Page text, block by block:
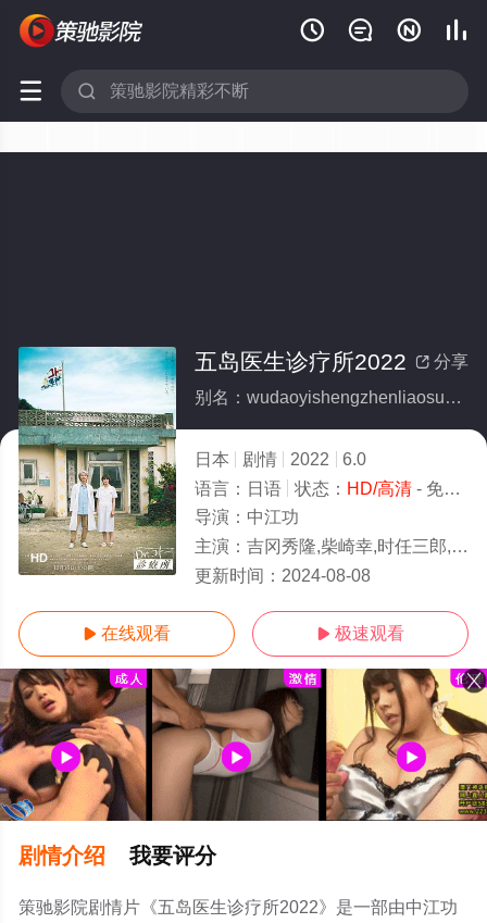
   
 
HD
 分享
五岛医生诊疗所2022
别名：wudaoyishengzhenliaosuo2022
日本 剧情 2022
6.0
语言： 日语 状态： HD/高清- 免费在线观看
导演： 中江功
主演： 吉冈秀隆,柴崎幸,时任三郎,大塚宁宁,泉谷茂,笕利夫,小林薰,朝加真由美,大森南朋,富冈凉,生田绘梨花,高桥海
更新时间： 2024-08-08
 在线观看  极速观看
剧情介绍 我要评分
策驰影院剧情片《五岛医生诊疗所2022》是一部由中江功